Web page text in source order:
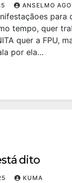
ANSELMO
para
tempo, quer
quer a FPU,
por ela…
dito
KUMA